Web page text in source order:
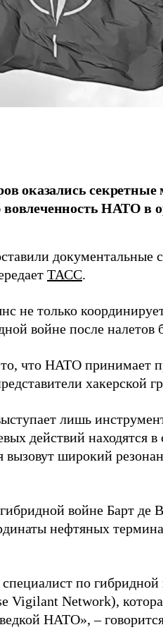
оказались
НАТО в
документальные
ТАСС.
не только
войне после налетов
что НАТО принимает
хакерской
лишь
действий находятся
вызовут широкий
войне Барт де
нефтяных
по гибридной
Vigilant Network),
НАТО», –